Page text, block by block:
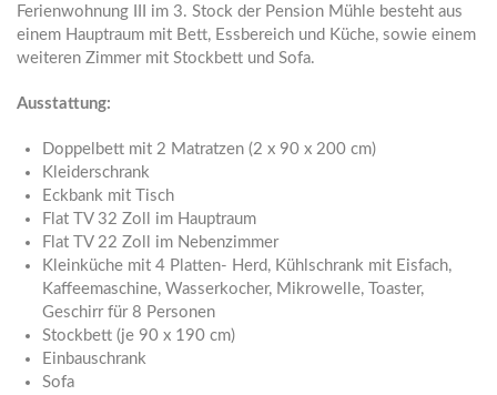
Ferienwohnung III im 3. Stock der Pension Mühle besteht aus
einem Hauptraum mit Bett, Essbereich und Küche, sowie einem
weiteren Zimmer mit Stockbett und Sofa.
Ausstattung:
Doppelbett mit 2 Matratzen (2 x 90 x 200 cm)
Kleiderschrank
Eckbank mit Tisch
Flat TV 32 Zoll im Hauptraum
Flat TV 22 Zoll im Nebenzimmer
Kleinküche mit 4 Platten- Herd, Kühlschrank mit Eisfach,
Kaffeemaschine, Wasserkocher, Mikrowelle, Toaster,
Geschirr für 8 Personen
Stockbett (je 90 x 190 cm)
Einbauschrank
Sofa